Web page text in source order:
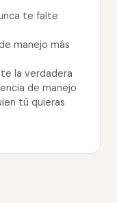
te falte
manejo más
la verdadera
de manejo
tú quieras